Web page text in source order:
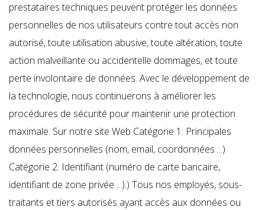
prestataires techniques peuvent protéger les données
personnelles de nos utilisateurs contre tout accès non
autorisé, toute utilisation abusive, toute altération, toute
action malveillante ou accidentelle dommages, et toute
perte involontaire de données. Avec le développement de
la technologie, nous continuerons à améliorer les
procédures de sécurité pour maintenir une protection
maximale. Sur notre site Web Catégorie 1: Principales
données personnelles (nom, email, coordonnées ...)
Catégorie 2: Identifiant (numéro de carte bancaire,
identifiant de zone privée ...).) Tous nos employés, sous-
traitants et tiers autorisés ayant accès aux données ou